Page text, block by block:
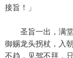
接旨！」
圣旨一出，满堂
御赐龙头拐杖，入朝
不趋，见驾不拜，